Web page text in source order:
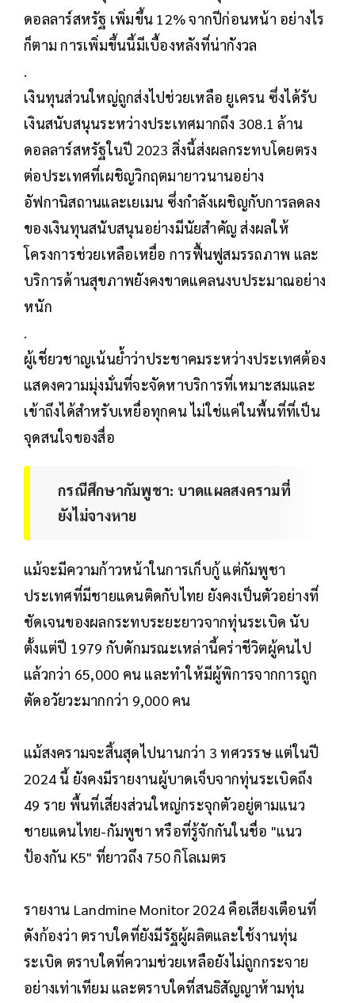
ดอลลาร์สหรัฐ เพิ่มขึ้น 12% จากปีก่อนหน้า อย่างไร
ก็ตาม การเพิ่มขึ้นนี้มีเบื้องหลังที่น่ากังวล
เงินทุนส่วนใหญ่ถูกส่งไปช่วยเหลือ ยูเครน ซึ่งได้รับ
เงินสนับสนุนระหว่างประเทศมากถึง 308.1 ล้าน
ดอลลาร์สหรัฐในปี 2023 สิ่งนี้ส่งผลกระทบโดยตรง
ต่อประเทศที่เผชิญวิกฤตมายาวนานอย่าง
อัฟกานิสถานและเยเมน ซึ่งกำลังเผชิญกับการลดลง
ของเงินทุนสนับสนุนอย่างมีนัยสำคัญ ส่งผลให้
โครงการช่วยเหลือเหยื่อ การฟื้นฟูสมรรถภาพ และ
บริการด้านสุขภาพยังคงขาดแคลนงบประมาณอย่าง
หนัก
ผู้เชี่ยวชาญเน้นย้ำว่าประชาคมระหว่างประเทศต้อง
แสดงความมุ่งมั่นที่จะจัดหาบริการที่เหมาะสมและ
เข้าถึงได้สำหรับเหยื่อทุกคน ไม่ใช่แค่ในพื้นที่ที่เป็น
จุดสนใจของสื่อ
กรณีศึกษากัมพูชา: บาดแผลสงครามที่
ยังไม่จางหาย
แม้จะมีความก้าวหน้าในการเก็บกู้ แต่กัมพูชา
ประเทศที่มีชายแดนติดกับไทย ยังคงเป็นตัวอย่างที่
ชัดเจนของผลกระทบระยะยาวจากทุ่นระเบิด นับ
ตั้งแต่ปี 1979 กับดักมรณะเหล่านี้คร่าชีวิตผู้คนไป
แล้วกว่า 65,000 คน และทำให้มีผู้พิการจากการถูก
ตัดอวัยวะมากกว่า 9,000 คน
แม้สงครามจะสิ้นสุดไปนานกว่า 3 ทศวรรษ แต่ในปี
2024 นี้ ยังคงมีรายงานผู้บาดเจ็บจากทุ่นระเบิดถึง
49 ราย พื้นที่เสี่ยงส่วนใหญ่กระจุกตัวอยู่ตามแนว
ชายแดนไทย-กัมพูชา หรือที่รู้จักกันในชื่อ "แนว
ป้องกัน K5" ที่ยาวถึง 750 กิโลเมตร
รายงาน Landmine Monitor 2024 คือเสียงเตือนที่
ดังก้องว่า ตราบใดที่ยังมีรัฐผู้ผลิตและใช้งานทุ่น
ระเบิด ตราบใดที่ความช่วยเหลือยังไม่ถูกกระจาย
อย่างเท่าเทียม และตราบใดที่สนธิสัญญาห้ามทุ่น